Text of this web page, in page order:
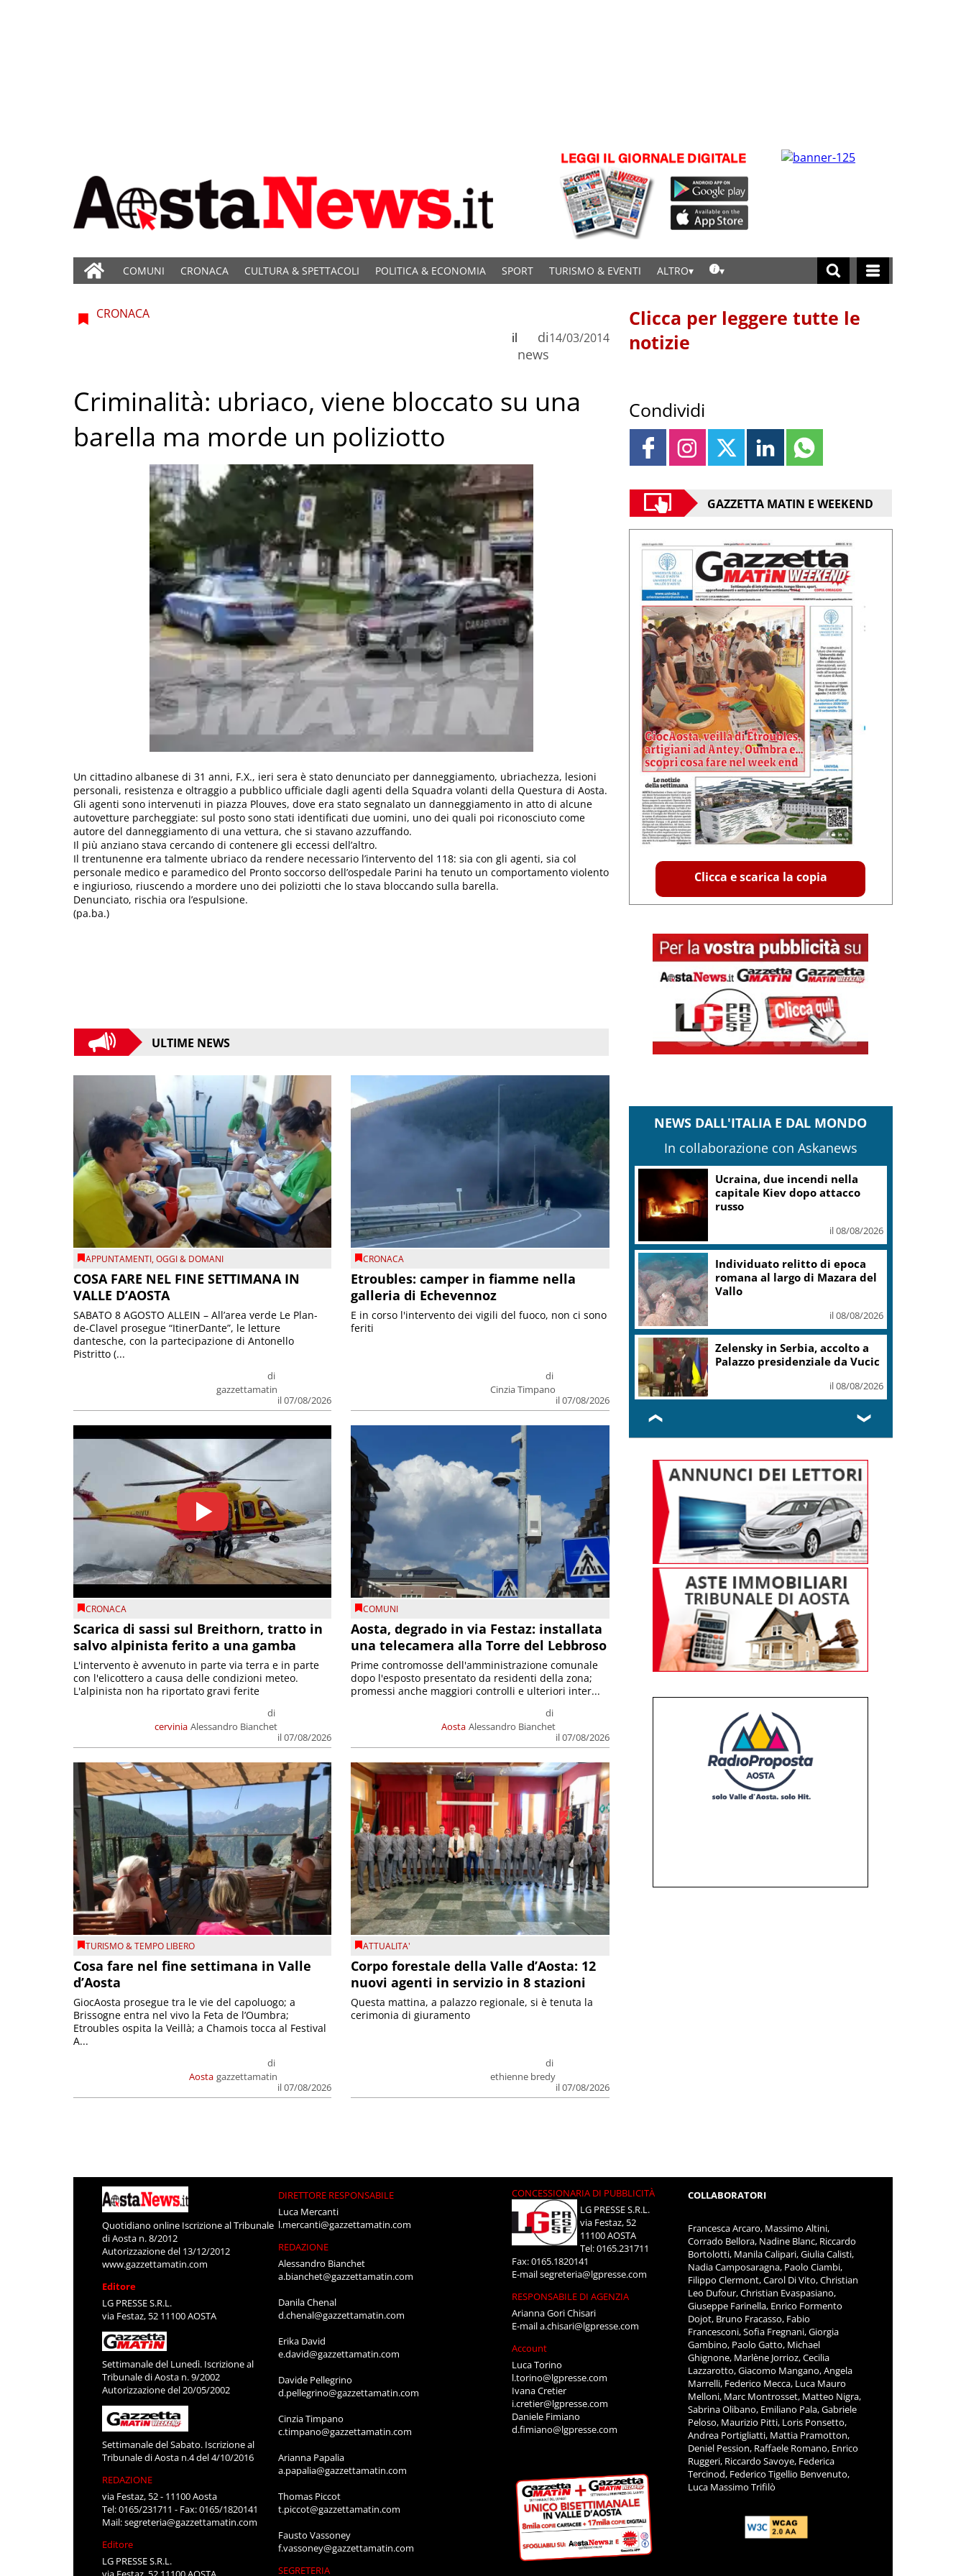
COMUNI CRONACA CULTURA & SPETTACOLI POLITICA & ECONOMIA SPORT TURISMO & EVENTI ALTRO
CRONACA
di
news
il 14/03/2014
Criminalità: ubriaco, viene bloccato su una
barella ma morde un poliziotto
Un cittadino albanese di 31 anni, F.X., ieri sera è stato denunciato per danneggiamento, ubriachezza, lesioni
personali, resistenza e oltraggio a pubblico ufficiale dagli agenti della Squadra volanti della Questura di Aosta.
Gli agenti sono intervenuti in piazza Plouves, dove era stato segnalato un danneggiamento in atto di alcune
autovetture parcheggiate: sul posto sono stati identificati due uomini, uno dei quali poi riconosciuto come
autore del danneggiamento di una vettura, che si stavano azzuffando.
Il più anziano stava cercando di contenere gli eccessi dell’altro.
Il trentunenne era talmente ubriaco da rendere necessario l’intervento del 118: sia con gli agenti, sia col
personale medico e paramedico del Pronto soccorso dell’ospedale Parini ha tenuto un comportamento violento
e ingiurioso, riuscendo a mordere uno dei poliziotti che lo stava bloccando sulla barella.
Denunciato, rischia ora l’espulsione.
(pa.ba.)
ULTIME NEWS
APPUNTAMENTI,OGGI & DOMANI
COSA FARE NEL FINE SETTIMANA IN
VALLE D’AOSTA
di
gazzettamatin
il 07/08/2026
SABATO 8 AGOSTO ALLEIN – All’area verde Le Plan-
de-Clavel prosegue “ItinerDante”, le letture
dantesche, con la partecipazione di Antonello
Pistritto (...
CRONACA
Etroubles: camper in fiamme nella
galleria di Echevennoz
di
Cinzia Timpano
il 07/08/2026
E in corso l'intervento dei vigili del fuoco, non ci sono
feriti
CRONACA
Scarica di sassi sul Breithorn, tratto in
salvo alpinista ferito a una gamba
cervinia
di
Alessandro Bianchet
il 07/08/2026
L'intervento è avvenuto in parte via terra e in parte
con l'elicottero a causa delle condizioni meteo.
L'alpinista non ha riportato gravi ferite
COMUNI
Aosta, degrado in via Festaz: installata
una telecamera alla Torre del Lebbroso
Aosta
di
Alessandro Bianchet
il 07/08/2026
Prime contromosse dell'amministrazione comunale
dopo l'esposto presentato da residenti della zona;
promessi anche maggiori controlli e ulteriori inter...
TURISMO & TEMPO LIBERO
Cosa fare nel fine settimana in Valle
d’Aosta
Aosta
di
gazzettamatin
il 07/08/2026
GiocAosta prosegue tra le vie del capoluogo; a
Brissogne entra nel vivo la Feta de l’Oumbra;
Etroubles ospita la Veillà; a Chamois tocca al Festival
A...
ATTUALITA'
Corpo forestale della Valle d’Aosta: 12
nuovi agenti in servizio in 8 stazioni
di
ethienne bredy
il 07/08/2026
Questa mattina, a palazzo regionale, si è tenuta la
cerimonia di giuramento
Clicca per leggere tutte le
notizie
Condividi
GAZZETTA MATIN E WEEKEND
Clicca e scarica la copia
NEWS DALL'ITALIA E DAL MONDO
In collaborazione con Askanews
Ucraina, due incendi nella
capitale Kiev dopo attacco
russo
il 08/08/2026
Individuato relitto di epoca
romana al largo di Mazara del
Vallo
il 08/08/2026
Zelensky in Serbia, accolto a
Palazzo presidenziale da Vucic
il 08/08/2026
❮ ❯
Quotidiano online Iscrizione al Tribunale
di Aosta n. 8/2012
Autorizzazione del 13/12/2012
www.gazzettamatin.com
Editore
LG PRESSE S.R.L.
via Festaz, 52 11100 AOSTA
Settimanale del Lunedì. Iscrizione al
Tribunale di Aosta n. 9/2002
Autorizzazione del 20/05/2002
Settimanale del Sabato. Iscrizione al
Tribunale di Aosta n.4 del 4/10/2016
REDAZIONE
via Festaz, 52 - 11100 Aosta
Tel: 0165/231711 - Fax: 0165/1820141
Mail:segreteria@gazzettamatin.com
Editore
LG PRESSE S.R.L.
DIRETTORE RESPONSABILE
Luca Mercanti
l.mercanti@gazzettamatin.com
REDAZIONE
Alessandro Bianchet
a.bianchet@gazzettamatin.com
Danila Chenal
d.chenal@gazzettamatin.com
Erika David
e.david@gazzettamatin.com
Davide Pellegrino
d.pellegrino@gazzettamatin.com
Cinzia Timpano
c.timpano@gazzettamatin.com
Arianna Papalia
a.papalia@gazzettamatin.com
Thomas Piccot
t.piccot@gazzettamatin.com
Fausto Vassoney
f.vassoney@gazzettamatin.com
SEGRETERIA
CONCESSIONARIA DI PUBBLICITÀ
LG PRESSE S.R.L.
via Festaz, 52
11100 AOSTA
Tel: 0165.231711
Fax: 0165.1820141
E-mailsegreteria@lgpresse.com
RESPONSABILE DI AGENZIA
Arianna Gori Chisari
E-maila.chisari@lgpresse.com
Account
Luca Torino
l.torino@lgpresse.com
Ivana Cretier
i.cretier@lgpresse.com
Daniele Fimiano
d.fimiano@lgpresse.com
COLLABORATORI
Francesca Arcaro, Massimo Altini,
Corrado Bellora, Nadine Blanc, Riccardo
Bortolotti, Manila Calipari, Giulia Calisti,
Nadia Camposaragna, Paolo Ciambi,
Filippo Clermont, Carol Di Vito, Christian
Leo Dufour, Christian Evaspasiano,
Giuseppe Farinella, Enrico Formento
Dojot, Bruno Fracasso, Fabio
Francesconi, Sofia Fregnani, Giorgia
Gambino, Paolo Gatto, Michael
Ghignone, Marlène Jorrioz, Cecilia
Lazzarotto, Giacomo Mangano, Angela
Marrelli, Federico Mecca, Luca Mauro
Melloni, Marc Montrosset, Matteo Nigra,
Sabrina Olibano, Emiliano Pala, Gabriele
Peloso, Maurizio Pitti, Loris Ponsetto,
Andrea Portigliatti, Mattia Pramotton,
Deniel Pession, Raffaele Romano, Enrico
Ruggeri, Riccardo Savoye, Federica
Tercinod, Federico Tigellio Benvenuto,
Luca Massimo Trifilò